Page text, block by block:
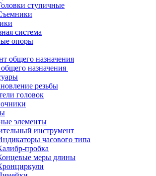
ступичные
система
опоры
назначения
резьбы
головок
элементы
инструмент
часового типа
пробка
меры длины